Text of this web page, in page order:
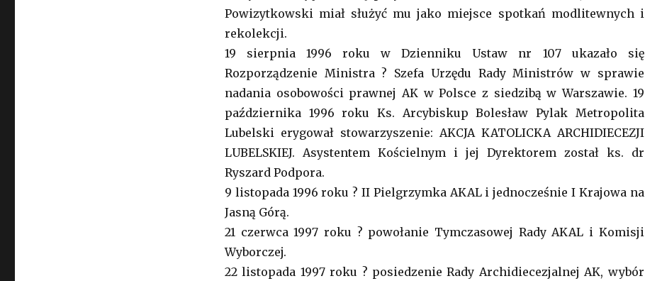
Powizytkowski miał służyć mu jako miejsce spotkań modlitewnych i
rekolekcji.
19 sierpnia 1996 roku w Dzienniku Ustaw nr 107 ukazało się
Rozporządzenie Ministra ? Szefa Urzędu Rady Ministrów w sprawie
nadania osobowości prawnej AK w Polsce z siedzibą w Warszawie. 19
października 1996 roku Ks. Arcybiskup Bolesław Pylak Metropolita
Lubelski erygował stowarzyszenie: AKCJA KATOLICKA ARCHIDIECEZJI
LUBELSKIEJ. Asystentem Kościelnym i jej Dyrektorem został ks. dr
Ryszard Podpora.
9 listopada 1996 roku ? II Pielgrzymka AKAL i jednocześnie I Krajowa na
Jasną Górą.
21 czerwca 1997 roku ? powołanie Tymczasowej Rady AKAL i Komisji
Wyborczej.
22 listopada 1997 roku ? posiedzenie Rady Archidiecezjalnej AK, wybór